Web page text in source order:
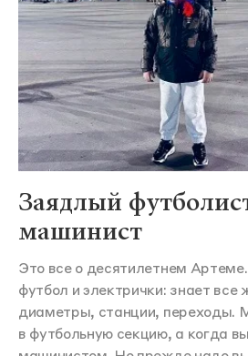
Заядлый
машинист
Это все о десятилетнем
футбол и электрички: знает
диаметры, станции, переходы.
в футбольную секцию, а когда